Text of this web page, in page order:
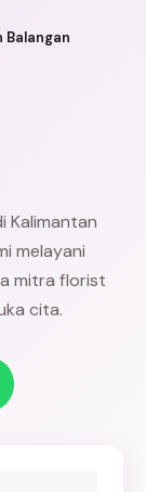
Balangan
Kalimantan
melayani
mitra florist
cita.